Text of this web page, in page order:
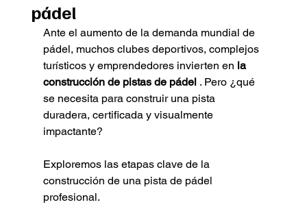
pádel
Ante el aumento de la demanda mundial de
pádel, muchos clubes deportivos, complejos
turísticos y emprendedores invierten en la
construcción de pistas de pádel . Pero ¿qué
se necesita para construir una pista
duradera, certificada y visualmente
impactante?
Exploremos las etapas clave de la
construcción de una pista de pádel
profesional.